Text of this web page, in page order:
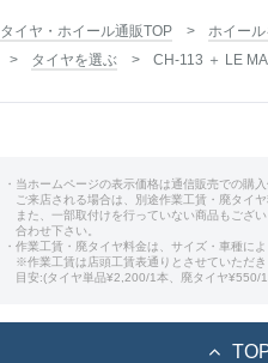
タイヤ・ホイール通販TOP ホイー
タイヤを選ぶ
CH-113 ＋ LE
・当ホームページの表示価格は通信販売での購
ご来店される場合は、別途作業工賃・廃タイ
また、一部取付けを行っていない商品もござ
合わせ下さい。
・作業工賃・廃タイヤ料金は、サイズ・車種によ
※作業工賃は店頭工賃表通りとさせていただき
目安:(タイヤ単品¥2,200/1本、廃タイヤ¥550/